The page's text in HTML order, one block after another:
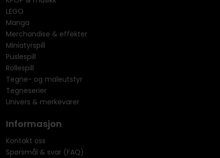
LEGO
Manga
Merchandise & effekter
Miniatyrspill
Puslespill
Rollespill
Tegne- og maleutstyr
Tegneserier
Univers & merkevarer
Informasjon
Kontakt oss
Spørsmål & svar (FAQ)